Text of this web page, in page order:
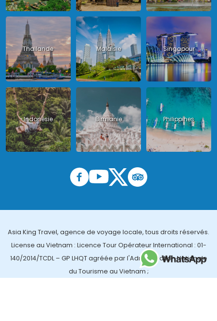
Thailande Malaisie Singapour
Indonésie Birmanie Philippines
Asia King Travel, agence de voyage locale, tous droits réservés.
License au Vietnam : Licence Tour Opérateur International : 01-
140/2014/TCDL – GP LHQT agréée par l'Administration Nationale
du Tourisme au Vietnam ;